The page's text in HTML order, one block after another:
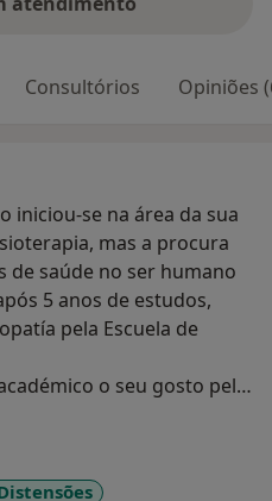
Consultórios Opiniões
iniciou-se na área da sua
mas a procura
de saúde no ser humano
5 anos de estudos,
pela Escuela de
o seu gosto pelo
humano e a origem
e inflamação,